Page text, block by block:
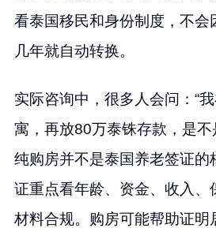
看泰国移民和身份制度，不会
几年就自动转换。
实际咨询中，很多人会问：“
寓，再放80万泰铢存款，是不
纯购房并不是泰国养老签证的
证重点看年龄、资金、收入、
材料合规。购房可能帮助证明